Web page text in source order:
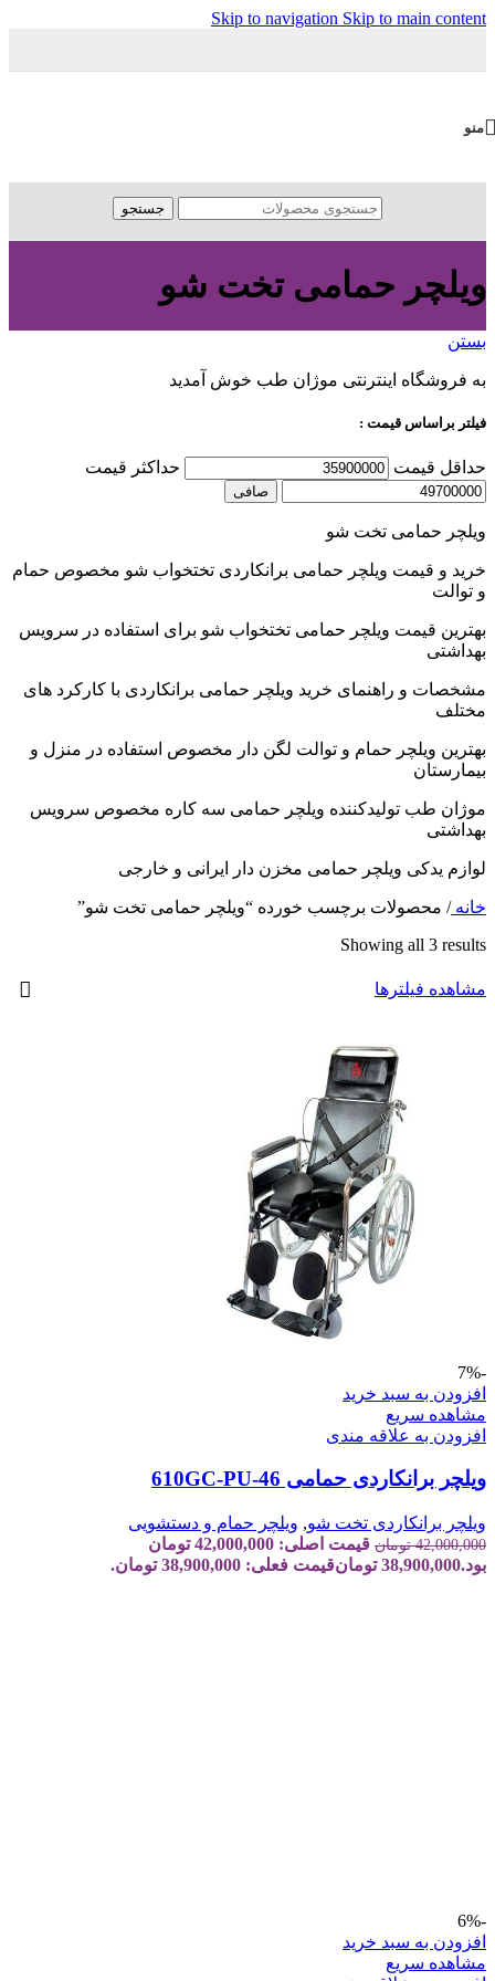
Skip to navigation Skip to main content
منو
جستجو
ویلچر حمامی تخت شو
بستن
به فروشگاه اینترنتی موژان طب خوش آمدید
فیلتر براساس قیمت :
حداقل قیمت حداكثر قيمت
صافی
ویلچر حمامی تخت شو
خرید و قیمت ویلچر حمامی برانکاردی تختخواب شو مخصوص حمام
و توالت
بهترین قیمت ویلچر حمامی تختخواب شو برای استفاده در سرویس
بهداشتی
مشخصات و راهنمای خرید ویلچر حمامی برانکاردی با کارکرد های
مختلف
بهترین ویلچر حمام و توالت لگن دار مخصوص استفاده در منزل و
بیمارستان
موژان طب تولیدکننده ویلچر حمامی سه کاره مخصوص سرویس
بهداشتی
لوازم یدکی ویلچر حمامی مخزن دار ایرانی و خارجی
خانه/ محصولات برچسب خورده “ویلچر حمامی تخت شو”
Showing all 3 results
مشاهده فیلترها
-7%
افزودن به سبد خرید
مشاهده سریع
افزودن به علاقه مندی
ویلچر برانکاردی حمامی 610GC-PU-46
ویلچر برانکاردی تخت شو, ویلچر حمام و دستشویی
42,000,000 تومان
قیمت اصلی: 42,000,000 تومان
بود.38,900,000 تومانقیمت فعلی: 38,900,000 تومان.
-6%
افزودن به سبد خرید
مشاهده سریع